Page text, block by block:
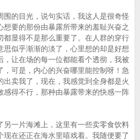
的目光，说句实话，我这人是很奇怪
想要的那份由暴露所带来的羞耻兴奋之
都显得不是那么重要了。在人群的穿行
思似乎渐渐的淡了，心里想的却是好想
，让在场的每一位都能看个透彻，我被
，可是，内心的兴奋哪里能控制呀！急
出卖我了，现在，我感觉到全身都是火
感得不行，那种由暴露带来的快感一阵
一片海滩上，这里有一些卖零食饮料
现在还正在海水里嘻戏着。我随便要了